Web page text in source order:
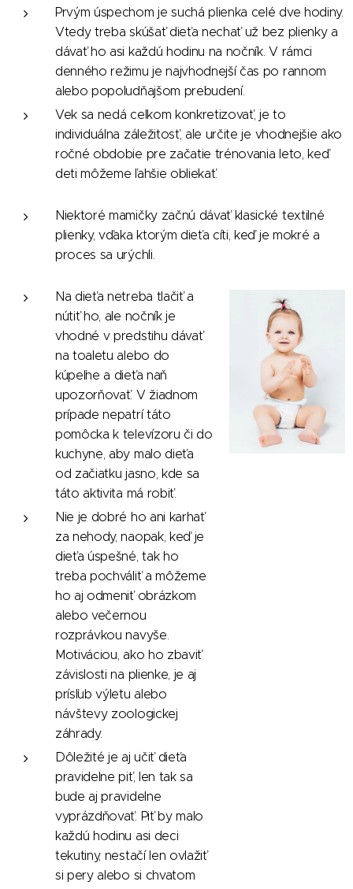
Prvým úspechom je suchá plienka celé dve hodiny.
Vtedy treba skúšať dieťa nechať už bez plienky a
dávať ho asi každú hodinu na nočník. V rámci
denného režimu je najvhodnejší čas po rannom
alebo popoludňajšom prebudení.
Vek sa nedá celkom konkretizovať, je to
individuálna záležitosť, ale určite je vhodnejšie ako
ročné obdobie pre začatie trénovania leto, keď
deti môžeme ľahšie obliekať.
Niektoré mamičky začnú dávať klasické textilné
plienky, vďaka ktorým dieťa cíti, keď je mokré a
proces sa urýchli.
Na dieťa netreba tlačiť a
nútiť ho, ale nočník je
vhodné v predstihu dávať
na toaletu alebo do
kúpeľne a dieťa naň
upozorňovať. V žiadnom
prípade nepatrí táto
pomôcka k televízoru či do
kuchyne, aby malo dieťa
od začiatku jasno, kde sa
táto aktivita má robiť.
Nie je dobré ho ani karhať
za nehody, naopak, keď je
dieťa úspešné, tak ho
treba pochváliť a môžeme
ho aj odmeniť obrázkom
alebo večernou
rozprávkou navyše.
Motiváciou, ako ho zbaviť
závislosti na plienke, je aj
prísľub výletu alebo
návštevy zoologickej
záhrady.
Dôležité je aj učiť dieťa
pravidelne piť, len tak sa
bude aj pravidelne
vyprázdňovať. Piť by malo
každú hodinu asi deci
tekutiny, nestačí len ovlažiť
si pery alebo si chvatom